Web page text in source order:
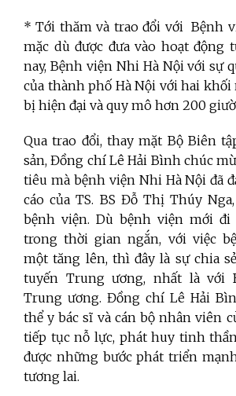
* Tới thăm và trao đổi với Bệnh
mặc dù được đưa vào hoạt động
nay, Bệnh viện Nhi Hà Nội với sự
của thành phố Hà Nội với hai
bị hiện đại và quy mô hơn 200
Qua trao đổi, thay mặt Bộ Biên
sản, Đồng chí Lê Hải Bình chúc
tiêu mà bệnh viện Nhi Hà Nội đã
cáo của TS. BS Đỗ Thị Thúy
bệnh viện. Dù bệnh viện mới đi
trong thời gian ngắn, với việc
một tăng lên, thì đây là sự chia
tuyến Trung ương, nhất là với
Trung ương. Đồng chí Lê Hải
thể y bác sĩ và cán bộ nhân viên
tiếp tục nỗ lực, phát huy tinh
được những bước phát triển
tương lai.